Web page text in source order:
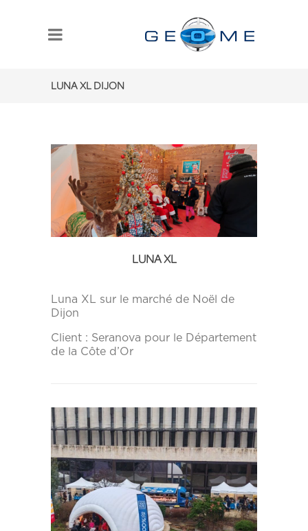
LUNA XL DIJON
LUNA XL
Luna XL sur le marché de Noël de
Dijon
Client : Seranova pour le Département
de la Côte d’Or